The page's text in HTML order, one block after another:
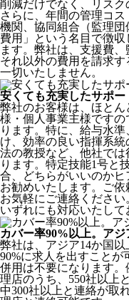
削減だけでなく、リスク
さらに、年間の管理コ
機関、協同組合（監理
費用」という名目で徴
ます。弊社は、支援費
それ以外の費用を請求
一切いたしません。
安くても充実したサポー
弊社のお客様は、ほとん
様・個人事業主様です
ります。特に、給与水
け、効率の良い指揮系
法の教授など、 他社では
ります。特定技能1号と
合、どちらがいいのか
お勧めいたします。ご依
お気軽にご連絡くださ
いずれにも対応いたして
カバー率90%以上。アジ
弊社は、 アジア14か国
90%に求人を出すことが
併用は不要になります
理店のうち、550社以上
中300社以上と連絡が取